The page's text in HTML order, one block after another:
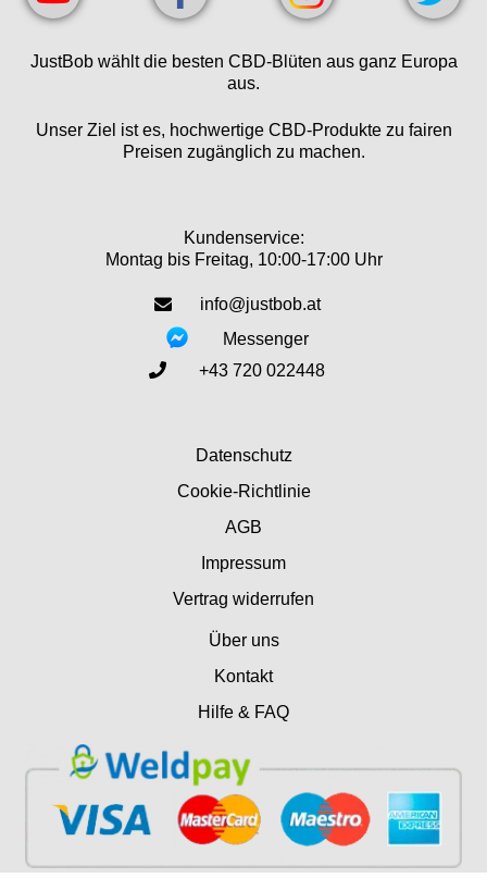
JustBob wählt die besten CBD-Blüten aus ganz Europa
aus.
Unser Ziel ist es, hochwertige CBD-Produkte zu fairen
Preisen zugänglich zu machen.
Kundenservice:
Montag bis Freitag, 10:00-17:00 Uhr
info@justbob.at
Messenger
+43 720 022448
Datenschutz
Cookie-Richtlinie
AGB
Impressum
Vertrag widerrufen
Über uns
Kontakt
Hilfe & FAQ